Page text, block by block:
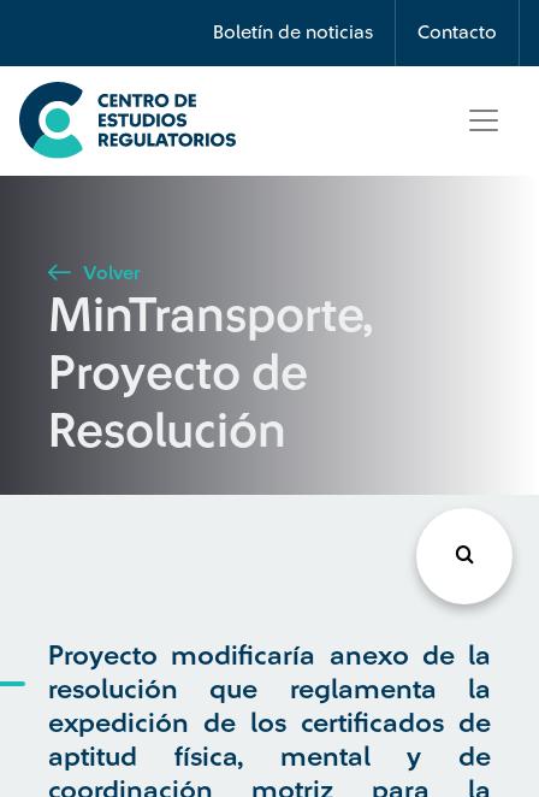
Boletín de noticias Contacto
Búsqueda
Seleccione país
Buscar
Volver
MinTransporte,
Proyecto de
Resolución
Proyecto modificaría anexo de la
resolución que reglamenta la
expedición de los certificados de
aptitud física, mental y de
coordinación motriz para la